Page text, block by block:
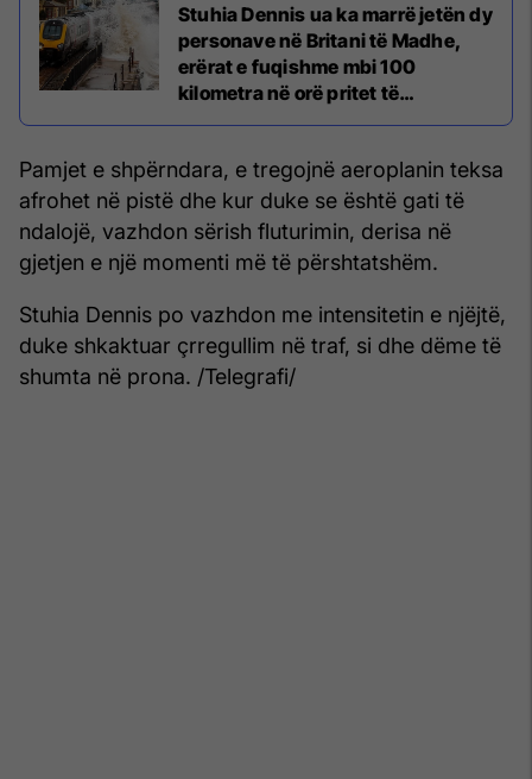
Stuhia Dennis ua ka marrë jetën dy
personave në Britani të Madhe,
erërat e fuqishme mbi 100
kilometra në orë pritet të
Pamjet e shpërndara, e tregojnë aeroplanin teksa
afrohet në pistë dhe kur duke se është gati të
ndalojë, vazhdon sërish fluturimin, derisa në
gjetjen e një momenti më të përshtatshëm.
Stuhia Dennis po vazhdon me intensitetin e njëjtë,
duke shkaktuar çrregullim në traf, si dhe dëme të
shumta në prona. /Telegrafi/